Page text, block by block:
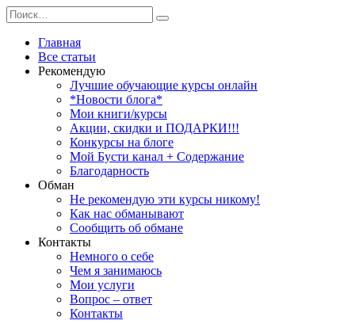
Перейти
к
содержанию
Search
for:
Главная
Все статьи
Рекомендую
Лучшие обучающие курсы онлайн
*Новости блога*
Мои книги/курсы
Акции, скидки и ПОДАРКИ!!!
Конкурсы на блоге
Мой Бусти канал + Содержание
Благодарность
Обман
Не рекомендую эти курсы никому!
Как нас обманывают
Сообщить об обмане
Контакты
Немного о себе
Чем я занимаюсь
Мои услуги
Вопрос – ответ
Контакты